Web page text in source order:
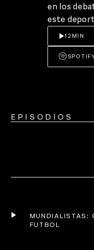
en los
este
12 MIN
EPISODIOS
MUNDIALISTAS:
FUTBOL